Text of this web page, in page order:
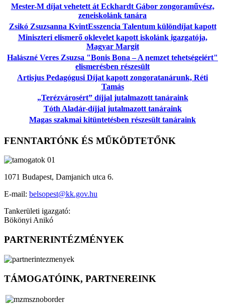
Mester-M díjat vehetett át Eckhardt Gábor zongoraművész,
zeneiskolánk tanára
Zsikó Zsuzsanna KvintEsszencia Talentum különdíjat kapott
Miniszteri elismerő oklevelet kapott iskolánk igazgatója,
Magyar Margit
Halászné Veres Zsuzsa "Bonis Bona – A nemzet tehetségeiért"
elismerésben részesült
Artisjus Pedagógusi Díjat kapott zongoratanárunk, Réti
Tamás
„Terézvárosért” díjjal jutalmazott tanáraink
Tóth Aladár-díjjal jutalmazott tanáraink
Magas szakmai kitüntetésben részesült tanáraink
FENNTARTÓNK ÉS MŰKÖDTETŐNK
1071 Budapest, Damjanich utca 6.
E-mail: belsopest@kk.gov.hu
Tankerületi igazgató:
Bökönyi Anikó
PARTNERINTÉZMÉNYEK
TÁMOGATÓINK, PARTNEREINK